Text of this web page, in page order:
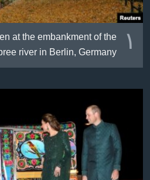
زمانه‌کان
١ at the embankment of the
river in Berlin, Germany.